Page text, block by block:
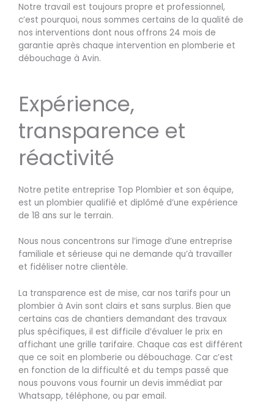
Notre travail est toujours propre et professionnel,
c’est pourquoi, nous sommes certains de la qualité de
nos interventions dont nous offrons 24 mois de
garantie après chaque intervention en plomberie et
débouchage à Avin.
Expérience,
transparence et
réactivité
Notre petite entreprise Top Plombier et son équipe,
est un plombier qualifié et diplômé d’une expérience
de 18 ans sur le terrain.
Nous nous concentrons sur l’image d’une entreprise
familiale et sérieuse qui ne demande qu’à travailler
et fidéliser notre clientèle.
La transparence est de mise, car nos tarifs pour un
plombier à Avin sont clairs et sans surplus. Bien que
certains cas de chantiers demandant des travaux
plus spécifiques, il est difficile d’évaluer le prix en
affichant une grille tarifaire. Chaque cas est différent
que ce soit en plomberie ou débouchage. Car c’est
en fonction de la difficulté et du temps passé que
nous pouvons vous fournir un devis immédiat par
Whatsapp, téléphone, ou par email.